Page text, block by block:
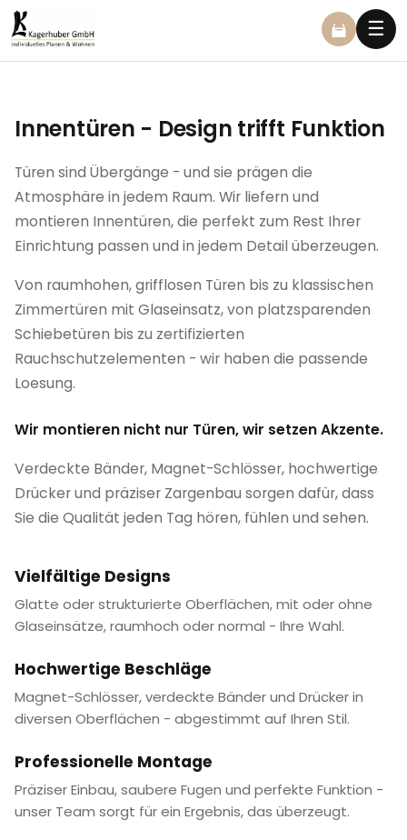
☰
Innentüren - Design trifft Funktion
Türen sind Übergänge - und sie prägen die
Atmosphäre in jedem Raum. Wir liefern und
montieren Innentüren, die perfekt zum Rest Ihrer
Einrichtung passen und in jedem Detail überzeugen.
Von raumhohen, grifflosen Türen bis zu klassischen
Zimmertüren mit Glaseinsatz, von platzsparenden
Schiebetüren bis zu zertifizierten
Rauchschutzelementen - wir haben die passende
Loesung.
Wir montieren nicht nur Türen, wir setzen Akzente.
Verdeckte Bänder, Magnet-Schlösser, hochwertige
Drücker und präziser Zargenbau sorgen dafür, dass
Sie die Qualität jeden Tag hören, fühlen und sehen.
Vielfältige Designs
Glatte oder strukturierte Oberflächen, mit oder ohne
Glaseinsätze, raumhoch oder normal - Ihre Wahl.
Hochwertige Beschläge
Magnet-Schlösser, verdeckte Bänder und Drücker in
diversen Oberflächen - abgestimmt auf Ihren Stil.
Professionelle Montage
Präziser Einbau, saubere Fugen und perfekte Funktion -
unser Team sorgt für ein Ergebnis, das überzeugt.